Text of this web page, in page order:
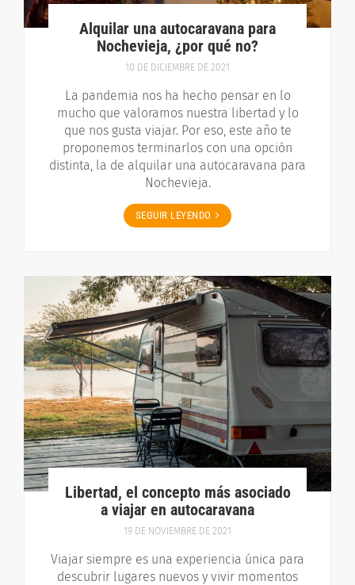
Alquilar una autocaravana para
Nochevieja, ¿por qué no?
10 DE DICIEMBRE DE 2021
La pandemia nos ha hecho pensar en lo
mucho que valoramos nuestra libertad y lo
que nos gusta viajar. Por eso, este año te
proponemos terminarlos con una opción
distinta, la de alquilar una autocaravana para
Nochevieja.
SEGUIR LEYENDO
Libertad, el concepto más asociado
a viajar en autocaravana
19 DE NOVIEMBRE DE 2021
Viajar siempre es una experiencia única para
descubrir lugares nuevos y vivir momentos